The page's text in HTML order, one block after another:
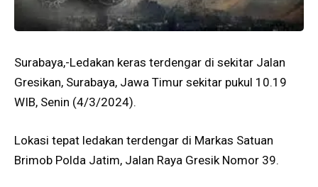
Surabaya,-Ledakan keras terdengar di sekitar Jalan
Gresikan, Surabaya, Jawa Timur sekitar pukul 10.19
WIB, Senin (4/3/2024).
Lokasi tepat ledakan terdengar di Markas Satuan
Brimob Polda Jatim, Jalan Raya Gresik Nomor 39.